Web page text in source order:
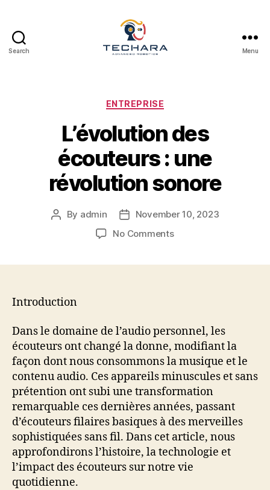
Search Menu
Categories
ENTREPRISE
L’évolution des
écouteurs : une
révolution sonore
Post
By admin
Post
date
November 10, 2023
No Commentson
Introduction
Dans le domaine de l’audio personnel, les
écouteurs ont changé la donne, modifiant la
façon dont nous consommons la musique et le
contenu audio. Ces appareils minuscules et sans
prétention ont subi une transformation
remarquable ces dernières années, passant
d’écouteurs filaires basiques à des merveilles
sophistiquées sans fil. Dans cet article, nous
approfondirons l’histoire, la technologie et
l’impact des écouteurs sur notre vie
quotidienne.